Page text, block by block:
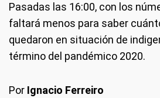
Pasadas las 16:00, con los
faltará menos para saber
quedaron en situación de
término del pandémico 2020.
Por Ignacio Ferreiro